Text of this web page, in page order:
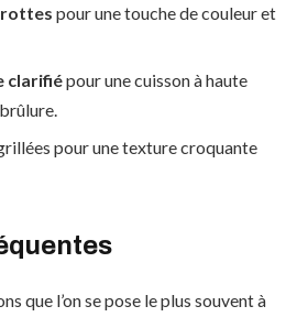
pour une touche de couleur et
clarifiépour une cuisson à haute
pour une texture croquante
que l’on se pose le plus souvent à